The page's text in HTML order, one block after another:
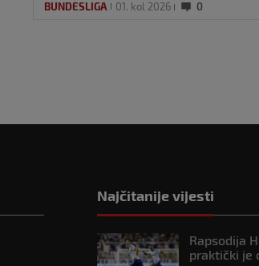
BUNDESLIGA 01. kol 2026 0
Najčitanije vijesti
Rapsodija
praktički je